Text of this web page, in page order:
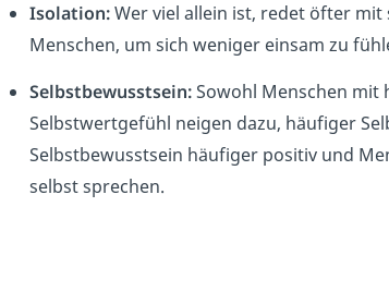
Isolation:Wer viel allein ist, redet öfter mit
Menschen, um sich weniger einsam zu
Selbstbewusstsein:Sowohl Menschen mit
Selbstwertgefühl neigen dazu, häufiger
Selbstbewusstsein häufiger positiv und
selbst sprechen.